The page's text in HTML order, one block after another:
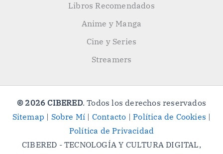
Libros Recomendados
Anime y Manga
Cine y Series
Streamers
© 2026 CIBERED. Todos los derechos reservados
Sitemap | Sobre Mí | Contacto |Política de Cookies |
Política de Privacidad
CIBERED - TECNOLOGÍA Y CULTURA DIGITAL,